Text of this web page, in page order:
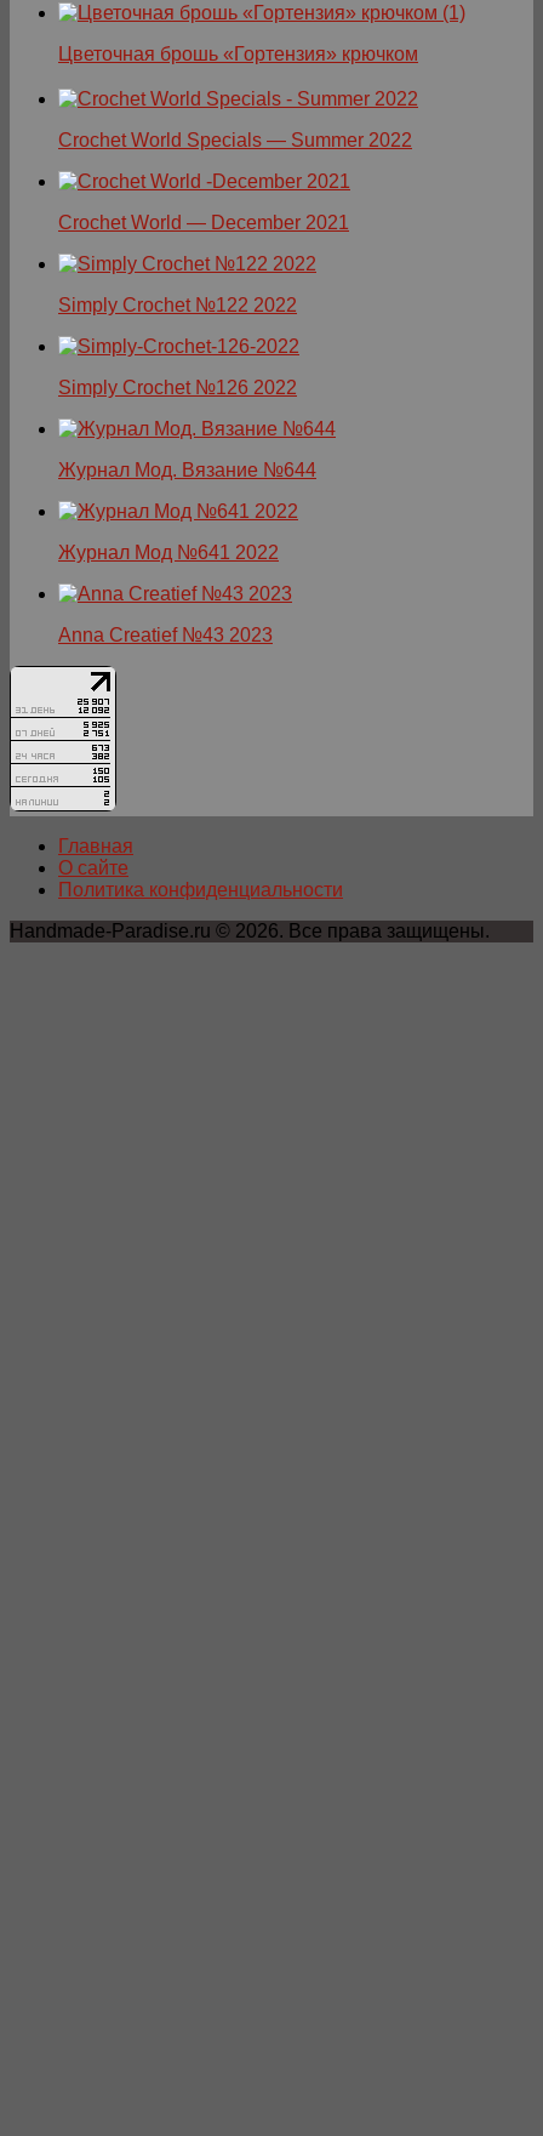
Цветочная брошь «Гортензия» крючком
Crochet World Specials — Summer 2022
Crochet World — December 2021
Simply Crochet №122 2022
Simply Crochet №126 2022
Журнал Мод. Вязание №644
Журнал Мод №641 2022
Anna Creatief №43 2023
Главная
О сайте
Политика конфиденциальности
Handmade-Paradise.ru © 2026. Все права защищены.